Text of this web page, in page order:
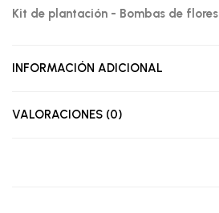
Kit de plantación - Bombas de flores
INFORMACIÓN ADICIONAL
VALORACIONES (0)